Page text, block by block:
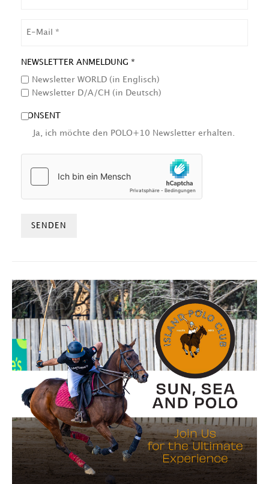
NEWSLETTER ANMELDUNG *
Newsletter WORLD (in Englisch)
Newsletter D/A/CH (in Deutsch)
CONSENT
Ja, ich möchte den POLO+10 Newsletter erhalten.